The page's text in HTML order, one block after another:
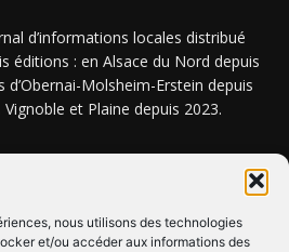
nous utilisons des technologies
et/ou accéder aux informations des
d’informations locales distribué
éditions : en Alsace du Nord depuis
d’Obernai-Molsheim-Erstein depuis
et Plaine depuis 2023.